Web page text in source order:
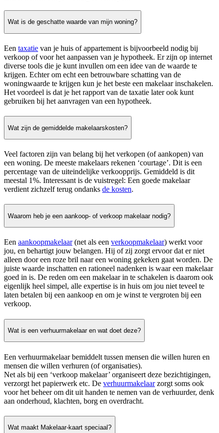
Wat is de geschatte waarde van mijn woning?
Een taxatie van je huis of appartement is bijvoorbeeld nodig bij
verkoop of voor het aanpassen van je hypotheek. Er zijn op internet
diverse tools die je kunt invullen om een idee van de waarde te
krijgen. Echter om echt een betrouwbare schatting van de
woningwaarde te krijgen kun je het beste een makelaar inschakelen.
Het voordeel is dat je het rapport van de taxatie later ook kunt
gebruiken bij het aanvragen van een hypotheek.
Wat zijn de gemiddelde makelaarskosten?
Veel factoren zijn van belang bij het verkopen (of aankopen) van
een woning. De meeste makelaars rekenen ‘courtage’. Dit is een
percentage van de uiteindelijke verkoopprijs. Gemiddeld is dit
meestal 1%. Interessant is de vuistregel: Een goede makelaar
verdient zichzelf terug ondanks de kosten.
Waarom heb je een aankoop- of verkoop makelaar nodig?
Een aankoopmakelaar(net als een verkoopmakelaar) werkt voor
jou, en behartigt jouw belangen. Hij of zij zorgt ervoor dat er niet
alleen door een roze bril naar een woning gekeken gaat worden. De
juiste waarde inschatten en rationeel nadenken is waar een makelaar
goed in is. De reden om een makelaar in te schakelen is daarom ook
eigenlijk heel simpel, alle expertise is in huis om jou niet teveel te
laten betalen bij een aankoop en om je winst te vergroten bij een
verkoop.
Wat is een verhuurmakelaar en wat doet deze?
Een verhuurmakelaar bemiddelt tussen mensen die willen huren en
mensen die willen verhuren (of organisaties).
Net als bij een ‘verkoop makelaar’ organiseert deze bezichtigingen,
verzorgt het papierwerk etc. De verhuurmakelaarzorgt soms ook
voor het beheer om dit uit handen te nemen van de verhuurder, denk
aan onderhoud, klachten, borg en overdracht.
Wat maakt Makelaar-kaart speciaal?